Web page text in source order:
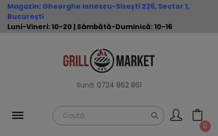
Magazin: Gheorghe Ionescu-Sisești 226, Sector 1,
București
Luni-Vineri: 10-20 | Sâmbătă-Duminică: 10-16
Sună: 0724 862 861
0